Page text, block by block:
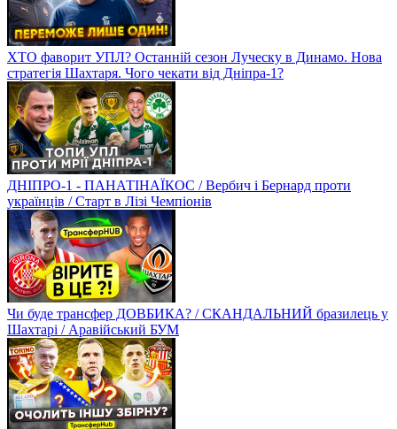
ХТО фаворит УПЛ? Останній сезон Луческу в Динамо. Нова
стратегія Шахтаря. Чого чекати від Дніпра-1?
ДНІПРО-1 - ПАНАТІНАЇКОС / Вербич і Бернард проти
українців / Старт в Лізі Чемпіонів
Чи буде трансфер ДОВБИКА? / СКАНДАЛЬНИЙ бразилець у
Шахтарі / Аравійський БУМ